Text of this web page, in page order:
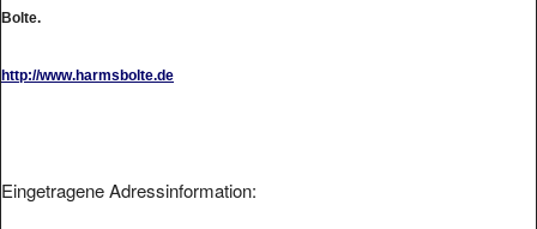
Bolte.
http://www.harmsbolte.de
Eingetragene Adressinformation: